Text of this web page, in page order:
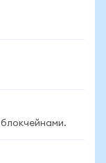
блокчейнами.